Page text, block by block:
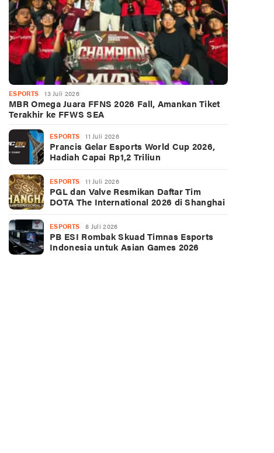
ESPORTS 13 Juli 2026
MBR Omega Juara FFNS 2026 Fall, Amankan Tiket
Terakhir ke FFWS SEA
ESPORTS 11 Juli 2026
Prancis Gelar Esports World Cup 2026,
Hadiah Capai Rp1,2 Triliun
ESPORTS 11 Juli 2026
PGL dan Valve Resmikan Daftar Tim
DOTA The International 2026 di Shanghai
ESPORTS 8 Juli 2026
PB ESI Rombak Skuad Timnas Esports
Indonesia untuk Asian Games 2026